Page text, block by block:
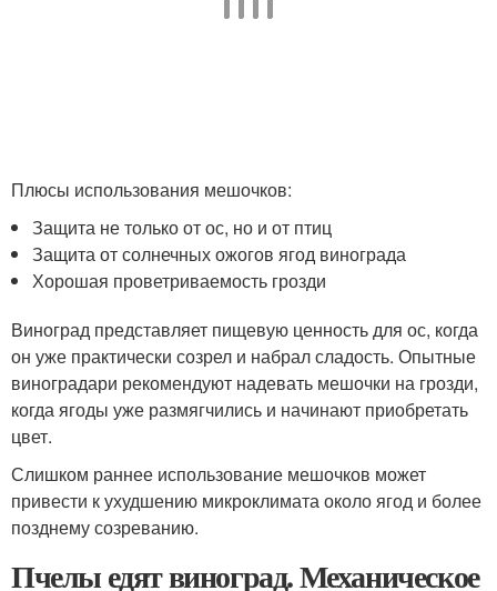
Плюсы использования мешочков:
Защита не только от ос, но и от птиц
Защита от солнечных ожогов ягод винограда
Хорошая проветриваемость грозди
Виноград представляет пищевую ценность для ос, когда
он уже практически созрел и набрал сладость. Опытные
виноградари рекомендуют надевать мешочки на грозди,
когда ягоды уже размягчились и начинают приобретать
цвет.
Слишком раннее использование мешочков может
привести к ухудшению микроклимата около ягод и более
позднему созреванию.
Пчелы едят виноград. Механическое